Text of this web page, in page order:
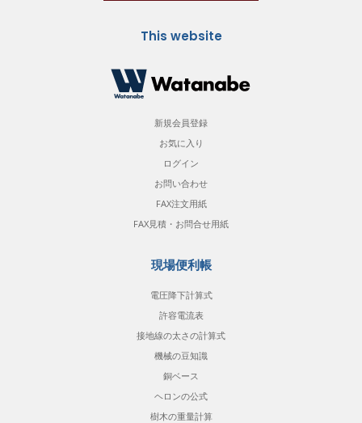
This website
新規会員登録
お気に入り
ログイン
お問い合わせ
FAX注文用紙
FAX見積・お問合せ用紙
現場便利帳
電圧降下計算式
許容電流表
接地線の太さの計算式
機械の豆知識
銅ベース
ヘロンの公式
樹木の重量計算